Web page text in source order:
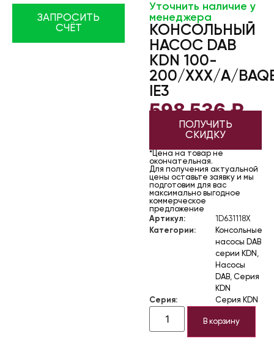
ЗАПРОСИТЬ
СЧЁТ
Уточнить наличие у
менеджера
КОНСОЛЬНЫЙ
НАСОС DAB
KDN 100-
200/XXX/A/
IE3
598 536₽
ПОЛУЧИТЬ
СКИДКУ
*Цена на товар не
окончательная.
Для получения актуальной
цены оставьте заявку и мы
подготовим для вас
максимально выгодное
коммерческое
предложение
Артикул:
1D631118X
Категории:
Консольные
насосы DAB
серии KDN ,
Насосы
DAB, Серия
KDN
Серия:
Серия KDN
В корзину